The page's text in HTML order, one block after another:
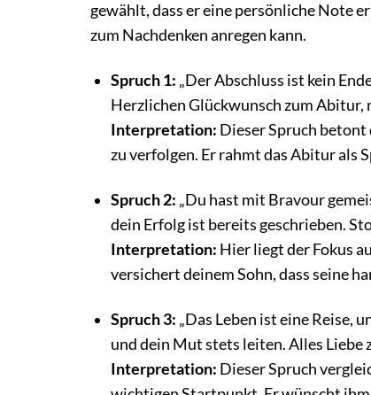
gewählt, dass er eine persönliche Note
zum Nachdenken anregen kann.
Spruch 1: „Der Abschluss ist kein
Herzlichen Glückwunsch zum Abitur,
Interpretation: Dieser Spruch
zu verfolgen. Er rahmt das Abitur als
Spruch 2: „Du hast mit Bravour
dein Erfolg ist bereits geschrieben.
Interpretation: Hier liegt der Fokus
versichert deinem Sohn, dass seine
Spruch 3: „Das Leben ist eine Reise,
und dein Mut stets leiten. Alles Liebe
Interpretation: Dieser Spruch